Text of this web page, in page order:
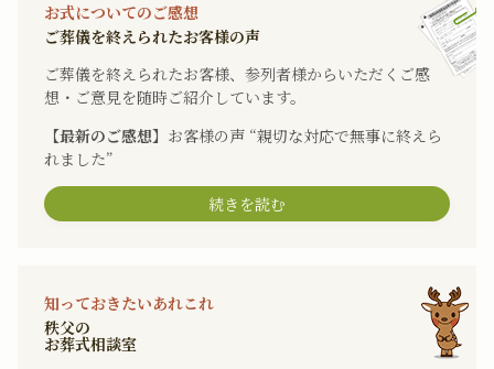
お式についてのご感想
ご葬儀を終えられたお客様の声
ご葬儀を終えられたお客様、参列者様からいただくご感
想・ご意見を随時ご紹介しています。
【最新のご感想】 お客様の声 “親切な対応で無事に終えら
れました”
続きを読む
知っておきたいあれこれ
秩父の
お葬式相談室